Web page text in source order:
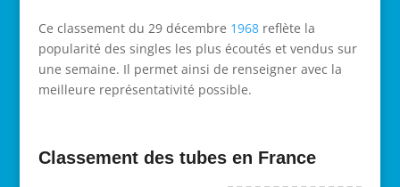
Ce classement du 29 décembre 1968reflète la
popularité des singles les plus écoutés et vendus sur
une semaine. Il permet ainsi de renseigner avec la
meilleure représentativité possible.
Classement des tubes en France